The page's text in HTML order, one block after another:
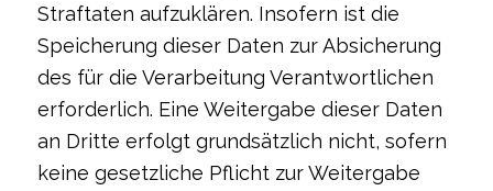
Straftaten aufzuklären. Insofern ist die
Speicherung dieser Daten zur Absicherung
des für die Verarbeitung Verantwortlichen
erforderlich. Eine Weitergabe dieser Daten
an Dritte erfolgt grundsätzlich nicht, sofern
keine gesetzliche Pflicht zur Weitergabe